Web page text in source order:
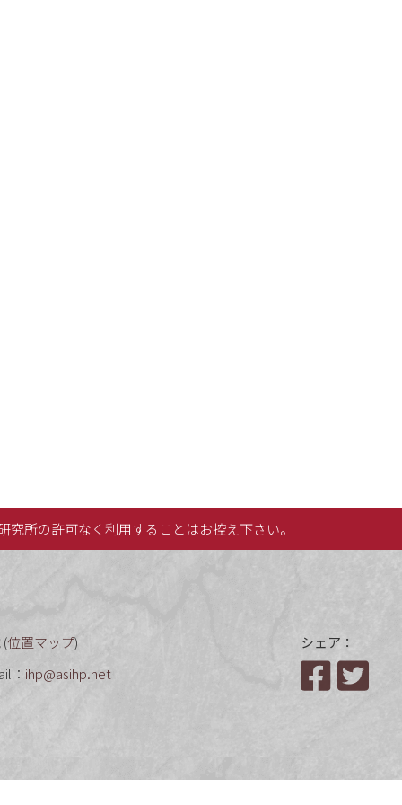
所の許可なく利用することはお控え下さい。
位置マップ)
： ihp@asihp.net
シェア：
Facebook